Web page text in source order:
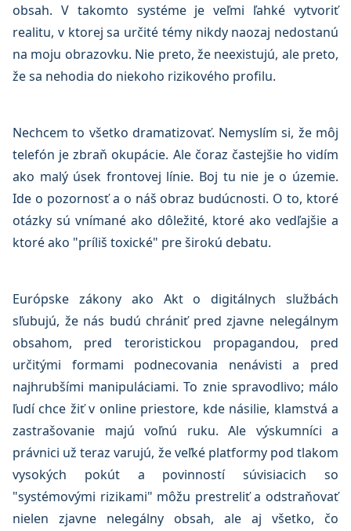
obsah. V takomto systéme je veľmi ľahké vytvoriť
realitu, v ktorej sa určité témy nikdy naozaj nedostanú
na moju obrazovku. Nie preto, že neexistujú, ale preto,
že sa nehodia do niekoho rizikového profilu.
Nechcem to všetko dramatizovať. Nemyslím si, že môj
telefón je zbraň okupácie. Ale čoraz častejšie ho vidím
ako malý úsek frontovej línie. Boj tu nie je o územie.
Ide o pozornosť a o náš obraz budúcnosti. O to, ktoré
otázky sú vnímané ako dôležité, ktoré ako vedľajšie a
ktoré ako "príliš toxické" pre širokú debatu.
Európske zákony ako Akt o digitálnych službách
sľubujú, že nás budú chrániť pred zjavne nelegálnym
obsahom, pred teroristickou propagandou, pred
určitými formami podnecovania nenávisti a pred
najhrubšími manipuláciami. To znie spravodlivo; málo
ľudí chce žiť v online priestore, kde násilie, klamstvá a
zastrašovanie majú voľnú ruku. Ale výskumníci a
právnici už teraz varujú, že veľké platformy pod tlakom
vysokých pokút a povinností súvisiacich so
"systémovými rizikami" môžu prestreliť a odstraňovať
nielen zjavne nelegálny obsah, ale aj všetko, čo